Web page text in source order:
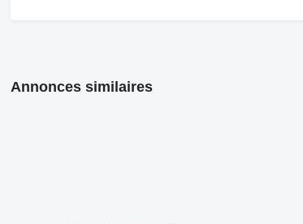
Annonces similaires